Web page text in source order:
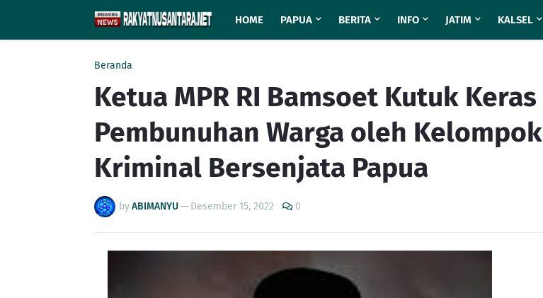
HOME PAPUA BERITA INFO JATIM KALSEL
Beranda
Ketua MPR RI Bamsoet Kutuk Keras
Pembunuhan Warga oleh Kelompok
Kriminal Bersenjata Papua
byABIMANYU— Desember 15, 2022 0